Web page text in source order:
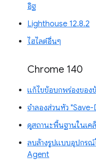
อิฐ
Lighthouse 12.8.2
ไฮไลต์อื่นๆ
Chrome 140
แก้ไขข้อบกพร่องของ
จำลองส่วนหัว "Save-
ดูสถานะพื้นฐานในเค
ลบล้างรูปแบบอุปกรณ์
Agent